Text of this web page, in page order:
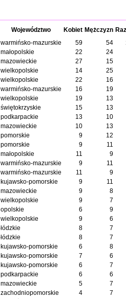
Województwo Kobiet Mężczyzn
warmińsko-mazurskie 59 54
małopolskie 22
24
mazowieckie 27
15
wielkopolskie 14
25
wielkopolskie 22
16
warmińsko-mazurskie 16
19
wielkopolskie 19
13
świętokrzyskie 15
13
podkarpackie 13
10
mazowieckie 10
13
pomorskie 9
12
pomorskie 9
11
małopolskie 11
9
warmińsko-mazurskie 9
11
warmińsko-mazurskie 11
9
kujawsko-pomorskie 9
11
mazowieckie 9
8
wielkopolskie 9
7
opolskie 6
9
wielkopolskie 9
6
łódzkie 8
7
łódzkie 8
7
kujawsko-pomorskie 6
8
kujawsko-pomorskie 7
6
kujawsko-pomorskie 6
7
podkarpackie 6
6
mazowieckie 5
7
zachodniopomorskie 4
7